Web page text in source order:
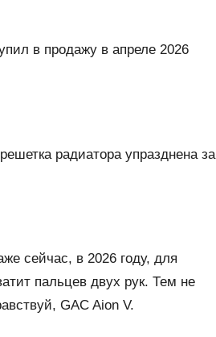
в продажу в апреле 2026
радиатора упразднена за
сейчас, в 2026 году, для
пальцев двух рук. Тем не
GAC Aion V.